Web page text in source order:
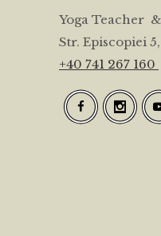
Yoga Teacher
Str. Episcopiei
+40 741 267 160